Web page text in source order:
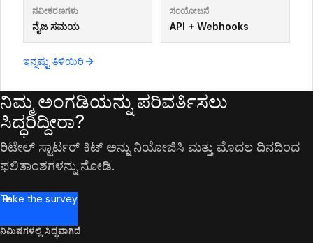
ನವೀಕರಣಗಳು
ನೈಜ ಸಮಯ
ಸಂಯೋಜನೆ
API + Webhooks
ಇನ್ನಷ್ಟು ತಿಳಿಯಿರಿ
ನಿಮ್ಮ ಅಂಗಡಿಯನ್ನು ಪರಿವರ್ತಿಸಲು
ಸಿದ್ಧರಿದ್ದೀರಾ?
ರಿಟೇಲ್ ಸ್ಟಾರ್ಟರ್ ಕಿಟ್ ಅನ್ನು ನಿಯೋಜಿಸಿ ಮತ್ತು ಮೊದಲ ದಿನದಿಂದ
ಫಲಿತಾಂಶಗಳನ್ನು ನೋಡಿ.
Take the survey
ನಿಮಿಷಗಳಲ್ಲಿ ಸಿದ್ಧವಾಗಿದೆ